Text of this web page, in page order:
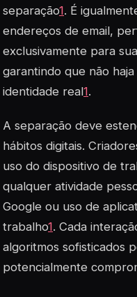
separação1. É
endereços de email,
exclusivamente para
garantindo que não
identidade real1.
A separação deve
hábitos digitais.
uso do dispositivo de
qualquer atividade
Google ou uso de
trabalho1. Cada
algoritmos sofisticados
potencialmente